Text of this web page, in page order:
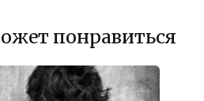
понравиться